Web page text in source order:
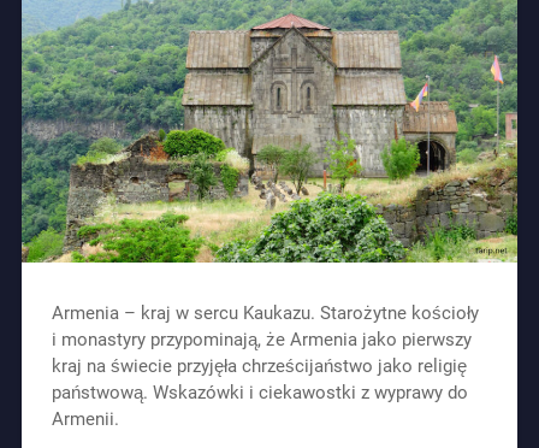
Armenia – kraj w sercu Kaukazu. Starożytne kościoły
i monastyry przypominają, że Armenia jako pierwszy
kraj na świecie przyjęła chrześcijaństwo jako religię
państwową. Wskazówki i ciekawostki z wyprawy do
Armenii.